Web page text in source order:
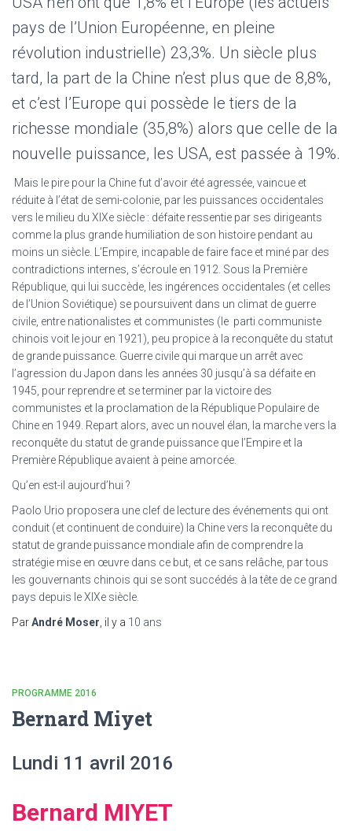
pays de l’Union Européenne, en pleine
révolution industrielle) 23,3%. Un siècle plus
tard, la part de la Chine n’est plus que de 8,8%,
et c’est l’Europe qui possède le tiers de la
richesse mondiale (35,8%) alors que celle de la
nouvelle puissance, les USA, est passée à 19%.
Mais le pire pour la Chine fut d’avoir été agressée, vaincue et
réduite à l’état de semi-colonie, par les puissances occidentales
vers le milieu du XIXe siècle : défaite ressentie par ses dirigeants
comme la plus grande humiliation de son histoire pendant au
moins un siècle. L’Empire, incapable de faire face et miné par des
contradictions internes, s’écroule en 1912. Sous la Première
République, qui lui succède, les ingérences occidentales (et celles
de l’Union Soviétique) se poursuivent dans un climat de guerre
civile, entre nationalistes et communistes (le parti communiste
chinois voit le jour en 1921), peu propice à la reconquête du statut
de grande puissance. Guerre civile qui marque un arrêt avec
l’agression du Japon dans les années 30 jusqu’à sa défaite en
1945, pour reprendre et se terminer par la victoire des
communistes et la proclamation de la République Populaire de
Chine en 1949. Repart alors, avec un nouvel élan, la marche vers la
reconquête du statut de grande puissance que l’Empire et la
Première République avaient à peine amorcée.
Qu’en est-il aujourd’hui ?
Paolo Urio proposera une clef de lecture des événements qui ont
conduit (et continuent de conduire) la Chine vers la reconquête du
statut de grande puissance mondiale afin de comprendre la
stratégie mise en œuvre dans ce but, et ce sans relâche, par tous
les gouvernants chinois qui se sont succédés à la tête de ce grand
pays depuis le XIXe siècle.
ParAndré Moser , il y a 10 ans
PROGRAMME 2016
Bernard Miyet
Lundi 11 avril 2016
Bernard MIYET